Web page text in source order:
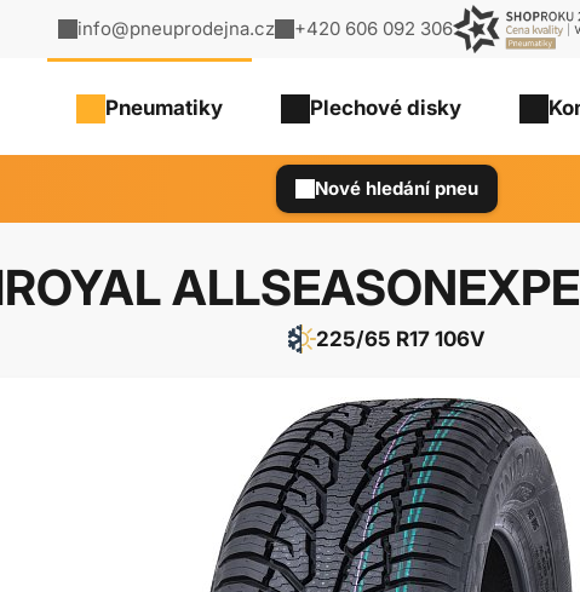
Pneumatiky Plechové disky
info@pneuprodejna.cz +420 606 092 306
Nové hledání pneu
225/65 R17 106V